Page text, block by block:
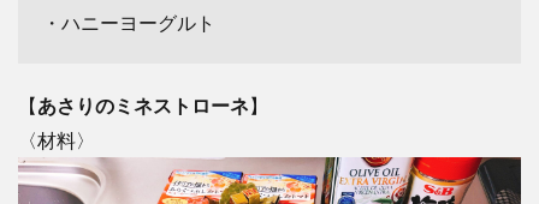
・ハニーヨーグルト
【あさりのミネストローネ】
〈材料〉